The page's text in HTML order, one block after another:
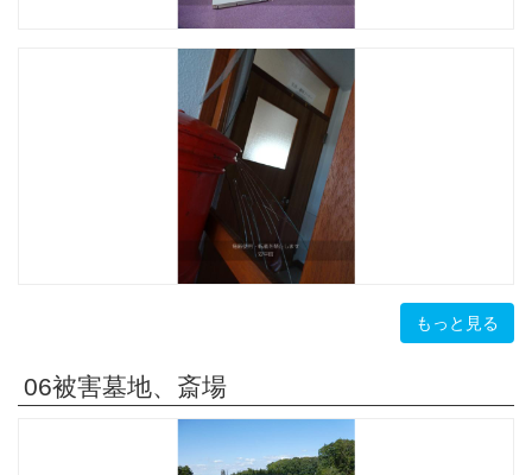
もっと見る
06被害墓地、斎場